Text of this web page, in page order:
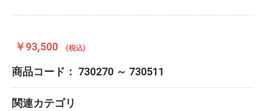
￥93,500 (税込)
商品コード： 730270 ～ 730511
関連カテゴリ